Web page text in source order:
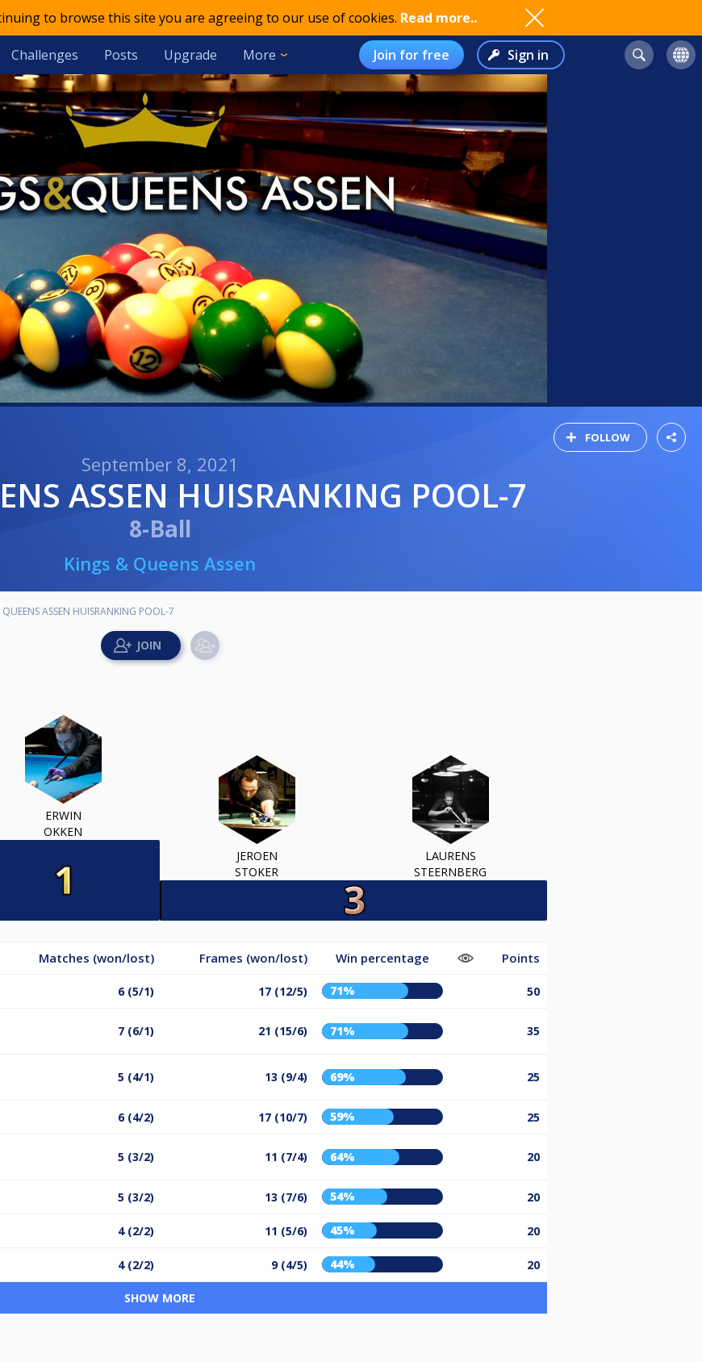
to browse this site you are agreeing to our use of cookies. Read more..
Challenges Posts Upgrade More Join for free Sign in
FOLLOW
September 8, 2021
ASSEN HUISRANKING POOL-7
8-Ball
Kings & Queens Assen
ASSEN HUISRANKING POOL-7
ERWIN
OKKEN
JEROEN
STOKER
LAURENS
STEERNBERG
Matches (won/lost) Frames (won/lost) Win percentage Points
6 (5/1) 17 (12/5) 71% 50
7 (6/1) 21 (15/6) 71% 35
5 (4/1) 13 (9/4) 69% 25
6 (4/2) 17 (10/7) 59% 25
5 (3/2) 11 (7/4) 64% 20
5 (3/2) 13 (7/6) 54% 20
4 (2/2) 11 (5/6) 45% 20
4 (2/2) 9 (4/5) 44% 20
SHOW MORE